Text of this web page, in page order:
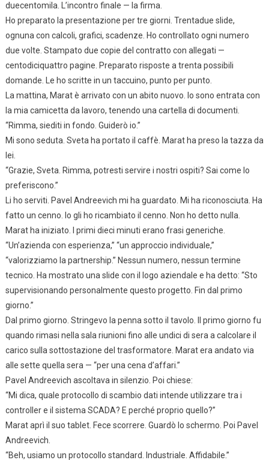
duecentomila. L’incontro finale — la firma.
Ho preparato la presentazione per tre giorni. Trentadue slide,
ognuna con calcoli, grafici, scadenze. Ho controllato ogni numero
due volte. Stampato due copie del contratto con allegati —
centodiciquattro pagine. Preparato risposte a trenta possibili
domande. Le ho scritte in un taccuino, punto per punto.
La mattina, Marat è arrivato con un abito nuovo. Io sono entrata con
la mia camicetta da lavoro, tenendo una cartella di documenti.
“Rimma, siediti in fondo. Guiderò io.”
Mi sono seduta. Sveta ha portato il caffè. Marat ha preso la tazza da
lei.
“Grazie, Sveta. Rimma, potresti servire i nostri ospiti? Sai come lo
preferiscono.”
Li ho serviti. Pavel Andreevich mi ha guardato. Mi ha riconosciuta. Ha
fatto un cenno. Io gli ho ricambiato il cenno. Non ho detto nulla.
Marat ha iniziato. I primi dieci minuti erano frasi generiche.
“Un’azienda con esperienza,” “un approccio individuale,”
“valorizziamo la partnership.” Nessun numero, nessun termine
tecnico. Ha mostrato una slide con il logo aziendale e ha detto: “Sto
supervisionando personalmente questo progetto. Fin dal primo
giorno.”
Dal primo giorno. Stringevo la penna sotto il tavolo. Il primo giorno fu
quando rimasi nella sala riunioni fino alle undici di sera a calcolare il
carico sulla sottostazione del trasformatore. Marat era andato via
alle sette quella sera — “per una cena d’affari.”
Pavel Andreevich ascoltava in silenzio. Poi chiese:
“Mi dica, quale protocollo di scambio dati intende utilizzare tra i
controller e il sistema SCADA? E perché proprio quello?”
Marat aprì il suo tablet. Fece scorrere. Guardò lo schermo. Poi Pavel
Andreevich.
“Beh, usiamo un protocollo standard. Industriale. Affidabile.”